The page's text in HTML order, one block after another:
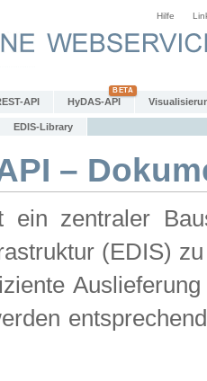
Hilfe
API HyDAS-API
EDIS-Library
–
ein zentraler
(EDIS)